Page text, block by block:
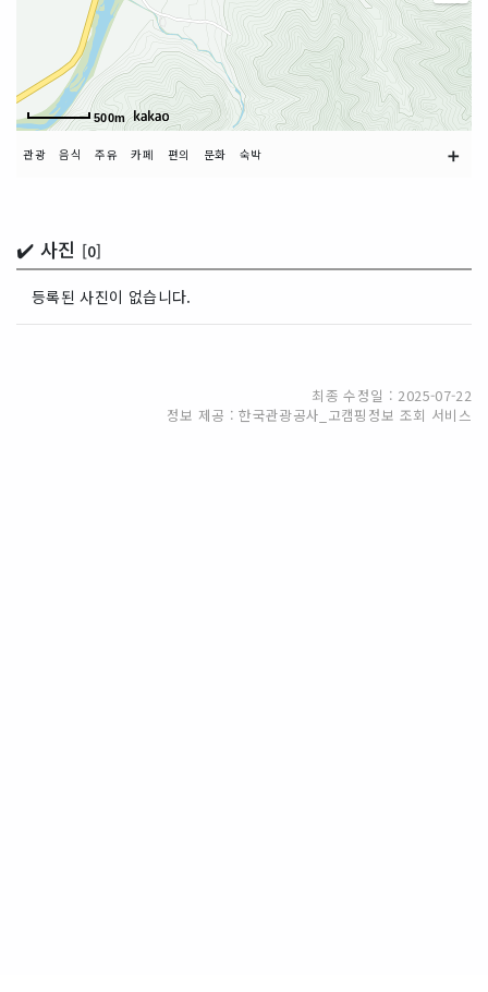
500m
관광 음식 주유 카페 편의 문화 숙박 ➕
✔️ 사진 [0]
등록된 사진이 없습니다.
최종 수정일 : 2025-07-22
정보 제공 : 한국관광공사_고캠핑정보 조회 서비스